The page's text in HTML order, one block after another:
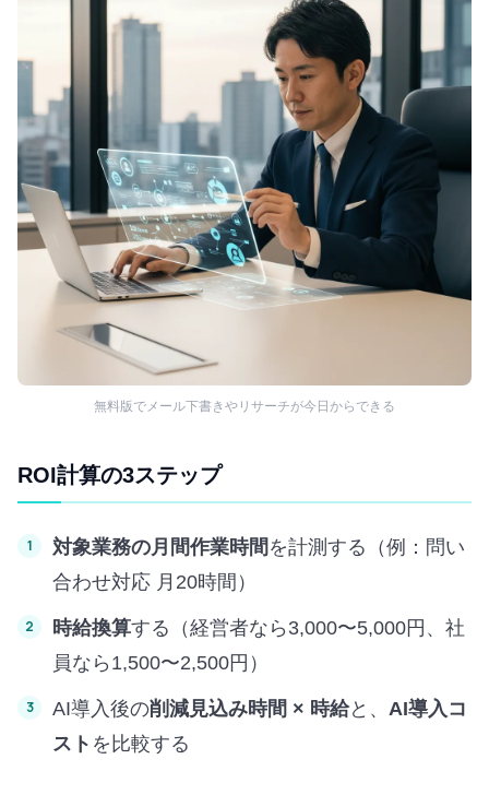
無料版でメール下書きやリサーチが今日からできる
ROI計算の3ステップ
対象業務の月間作業時間 を計測する（例：問い
合わせ対応 月20時間）
時給換算する（経営者なら3,000〜5,000円、社
員なら1,500〜2,500円）
AI導入後の削減見込み時間 × 時給と、 AI導入コ
スト を比較する